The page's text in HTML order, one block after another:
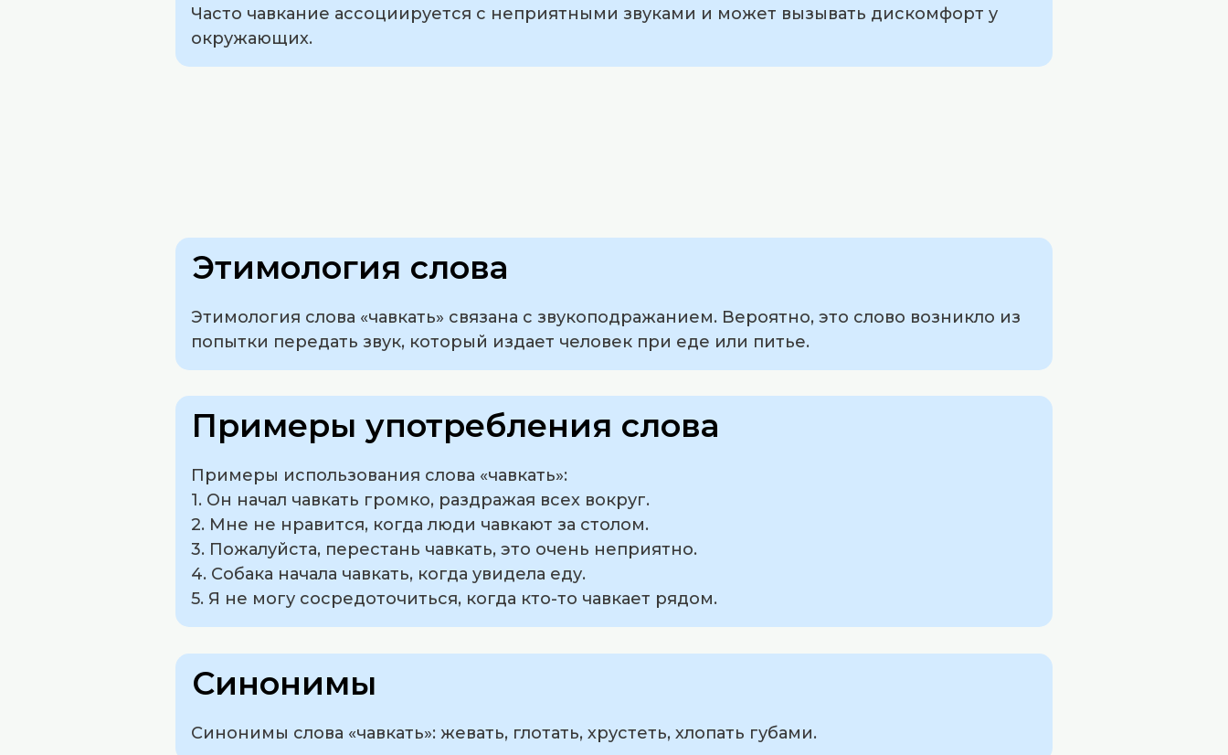
Часто чавкание ассоциируется с неприятными звуками и может вызывать дискомфорт у
окружающих.
Этимология слова
Этимология слова «чавкать» связана с звукоподражанием. Вероятно, это слово возникло из
попытки передать звук, который издает человек при еде или питье.
Примеры употребления слова
Примеры использования слова «чавкать»:
1. Он начал чавкать громко, раздражая всех вокруг.
2. Мне не нравится, когда люди чавкают за столом.
3. Пожалуйста, перестань чавкать, это очень неприятно.
4. Собака начала чавкать, когда увидела еду.
5. Я не могу сосредоточиться, когда кто-то чавкает рядом.
Синонимы
Синонимы слова «чавкать»: жевать, глотать, хрустеть, хлопать губами.